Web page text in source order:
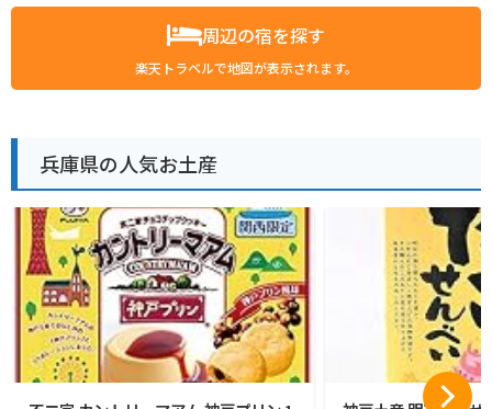
周辺の宿を探す
楽天トラベルで地図が表示されます。
兵庫県の人気お土産